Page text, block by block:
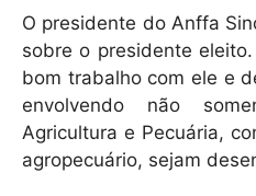
O presidente do Anffa
sobre o presidente
bom trabalho com ele e
envolvendo não
Agricultura e Pecuária,
agropecuário, sejam